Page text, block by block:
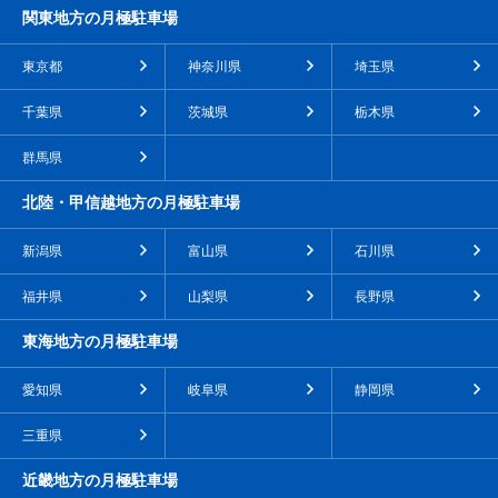
関東地方の月極駐車場
東京都 神奈川県 埼玉県
千葉県 茨城県 栃木県
群馬県
北陸・甲信越地方の月極駐車場
新潟県 富山県 石川県
福井県 山梨県 長野県
東海地方の月極駐車場
愛知県 岐阜県 静岡県
三重県
近畿地方の月極駐車場